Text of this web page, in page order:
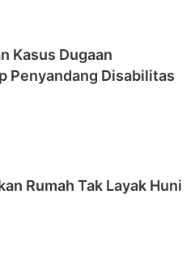
Kasus Dugaan
Penyandang Disabilitas
Rumah Tak Layak Huni